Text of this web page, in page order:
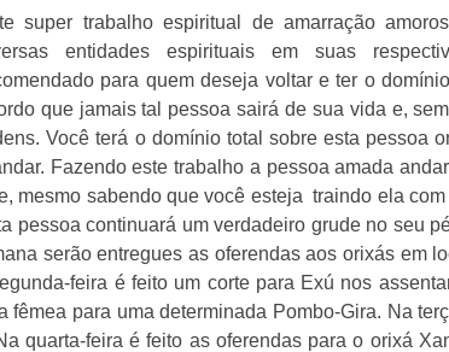
super trabalho espiritual de amarração
entidades espirituais em suas
para quem deseja voltar e ter o
que jamais tal pessoa sairá de sua vida e,
Você terá o domínio total sobre esta pessoa
Fazendo este trabalho a pessoa amada
mesmo sabendo que você esteja traindo ela
pessoa continuará um verdadeiro grude no seu
serão entregues as oferendas aos orixás em
feira é feito um corte para Exú nos
fêmea para uma determinada Pombo-Gira. Na
quarta-feira é feito as oferendas para o orixá